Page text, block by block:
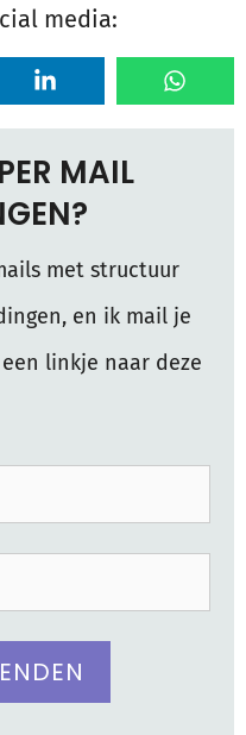
media:
MAIL
met structuur
en ik mail je
linkje naar deze